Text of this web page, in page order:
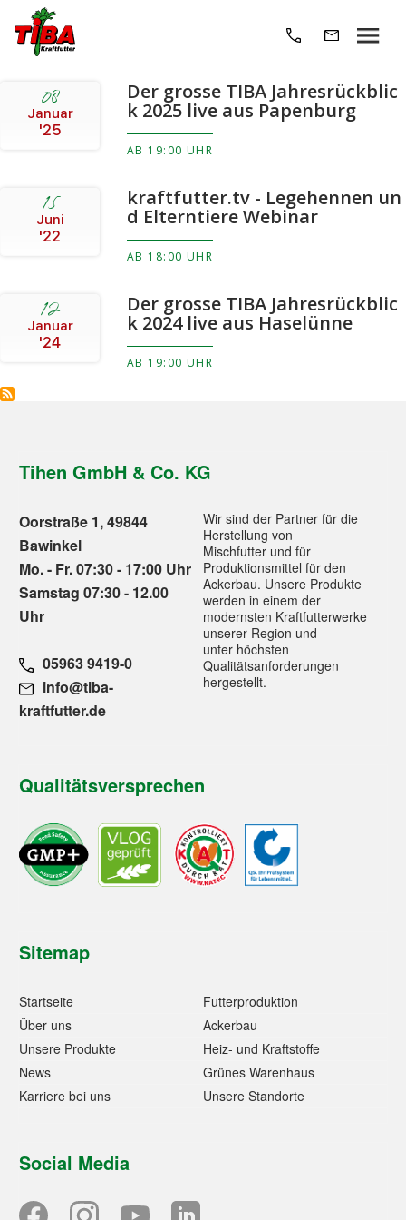
08
Januar
'25
Der grosse TIBA Jahresrückblic
k 2025 live aus Papenburg
AB 19:00 UHR
15
Juni
'22
kraftfutter.tv - Legehennen un
d Elterntiere Webinar
AB 18:00 UHR
12
Januar
'24
Der grosse TIBA Jahresrückblic
k 2024 live aus Haselünne
AB 19:00 UHR
Tihen GmbH & Co. KG
Oorstraße 1, 49844
Bawinkel
Mo. - Fr. 07:30 - 17:00 Uhr
Samstag 07:30 - 12.00
Uhr
05963 9419-0
info@tiba-
kraftfutter.de
Wir sind der Partner für die
Herstellung von
Mischfutter und für
Produktionsmittel für den
Ackerbau. Unsere Produkte
werden in einem der
modernsten Kraftfutterwerke
unserer Region und
unter höchsten
Qualitätsanforderungen
hergestellt.
Qualitätsversprechen
Sitemap
Startseite
Über uns
Unsere Produkte
News
Karriere bei uns
Futterproduktion
Ackerbau
Heiz- und Kraftstoffe
Grünes Warenhaus
Unsere Standorte
Social Media